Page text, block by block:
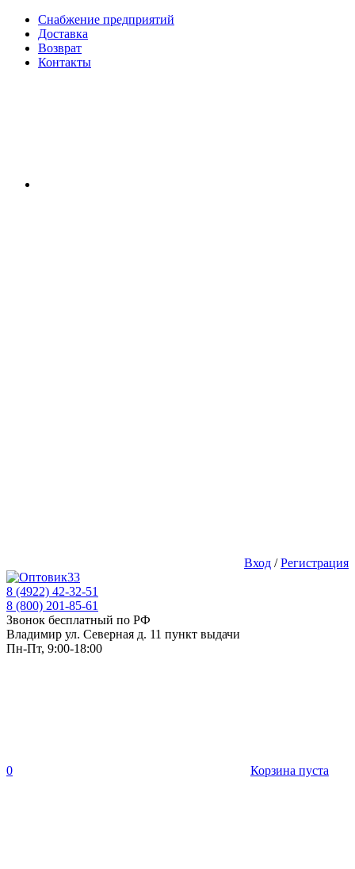
Снабжение предприятий
Доставка
Возврат
Контакты
Вход /Регистрация
8 (4922) 42-32-51
8 (800) 201-85-61
Звонок бесплатный по РФ
Владимир ул. Северная д. 11 пункт выдачи
Пн-Пт, 9:00-18:00
0 Корзина пуста